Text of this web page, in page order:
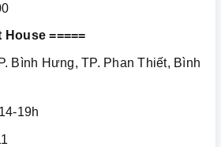
House =====
Bình Hưng, TP. Phan Thiết, Bình
19h